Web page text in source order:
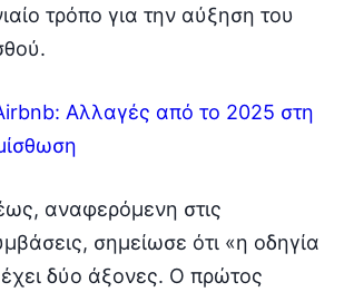
τρόπο για την αύξηση του
Αλλαγές από το 2025 στη
αναφερόμενη στις
σημείωσε ότι «η οδηγία
έχει δύο άξονες. Ο πρώτος